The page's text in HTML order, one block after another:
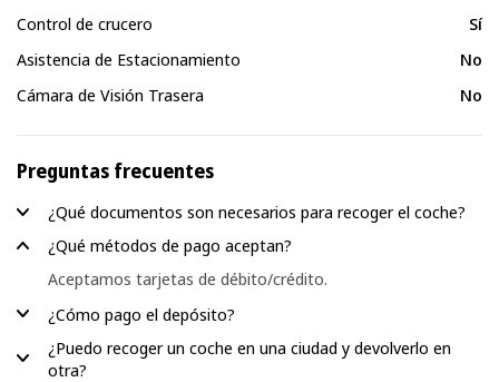
Control de crucero
Sí
Asistencia de Estacionamiento
No
Cámara de Visión Trasera
No
Preguntas frecuentes
¿Qué documentos son necesarios para recoger el coche?
¿Qué métodos de pago aceptan?
Aceptamos tarjetas de débito/crédito.
¿Cómo pago el depósito?
¿Puedo recoger un coche en una ciudad y devolverlo en
otra?